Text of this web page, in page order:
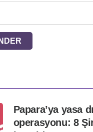
Papara’ya yasa
operasyonu: 8